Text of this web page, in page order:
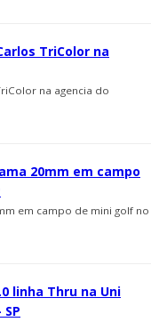
TriColor na
na agencia do
20mm em campo
em campo de mini golf no
linha Thru na Uni